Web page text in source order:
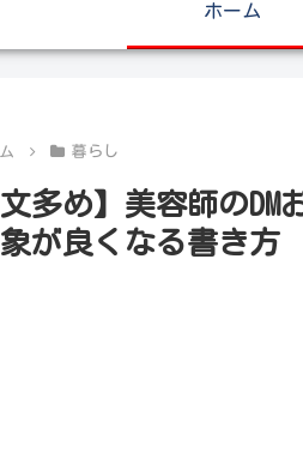
ホーム
暮らし
文多め】美容師の
が良くなる書き方